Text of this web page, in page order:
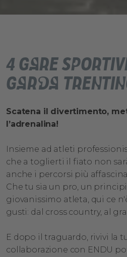
4 gare
Garda
Scatena il divertimento,
l’adrenalina!
Insieme ad atleti
che a toglierti il fiato non
anche i percorsi più
Che tu sia un pro, un
giovanissimo atleta, qui ce
gusti: dal cross country, al
E dopo il traguardo, rivivi la
collaborazione con ENDU